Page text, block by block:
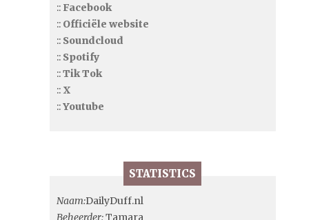
:: Facebook
:: Officiële website
:: Soundcloud
:: Spotify
::Tik Tok
:: X
::Youtube
STATISTICS
Naam:DailyDuff.nl
Beheerder:Tamara